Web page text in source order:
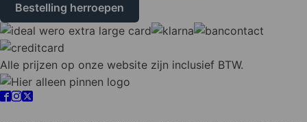
Bestelling herroepen
Alle prijzen op onze website zijn inclusief BTW.